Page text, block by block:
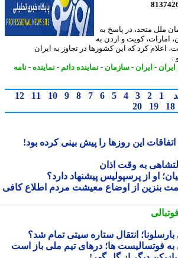
متحد، در پاسخ به
کویت و اردن به
کرد که این کشورها در تجاوز به ایران
- ایران - سازمان -نماینده دائم - نماینده-نامه
1
2
3
4
5
6
7
8
9
10
11
12
19
20
این روزها را پیش بینی کرده بود!
به وقت اذان
از پرسپولیس پیشنهاد دارد؟
از اوضاع معیشت مردم اطلاع کافی
انتقال ستاره سیتی تمام شد؟
ها؛ درهای تیم ملی باز است